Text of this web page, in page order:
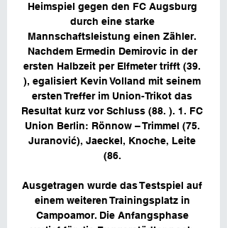
Heimspiel gegen den FC Augsburg
durch eine starke
Mannschaftsleistung einen Zähler.
Nachdem Ermedin Demirovic in der
ersten Halbzeit per Elfmeter trifft (39.
), egalisiert Kevin Volland mit seinem
ersten Treffer im Union-Trikot das
Resultat kurz vor Schluss (88. ). 1. FC
Union Berlin: Rönnow – Trimmel (75.
Juranović), Jaeckel, Knoche, Leite
(86.
Ausgetragen wurde das Testspiel auf
einem weiteren Trainingsplatz in
Campoamor. Die Anfangsphase